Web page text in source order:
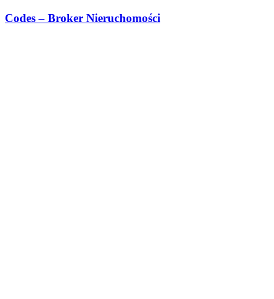
Przejdź
Codes – Broker Nieruchomości